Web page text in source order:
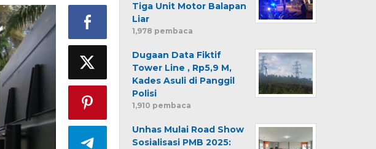
Tiga Unit Motor Balapan
Liar
1,978 pembaca
Dugaan Data Fiktif
Tower Line , Rp5,9 M,
Kades Asuli di Panggil
Polisi
1,910 pembaca
Unhas Mulai Road Show
Sosialisasi PMB 2025: